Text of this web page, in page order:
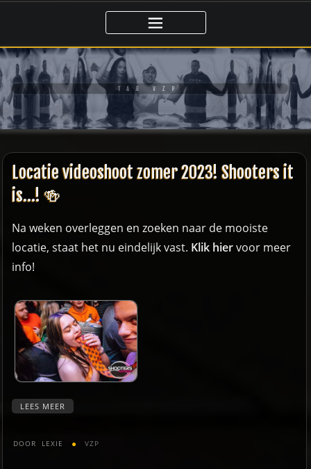
de
inhoud
TAG VZP
Locatie videoshoot zomer 2023! Shooters it
is…! 🍻
Na weken overleggen en zoeken naar de mooiste
locatie, staat het nu eindelijk vast. Klik hiervoor meer
info!
LEES MEER
DOOR LEXIE VZP